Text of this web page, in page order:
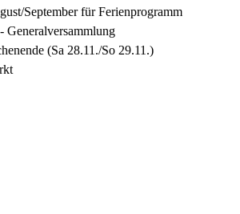
September für Ferienprogramm
Generalversammlung
(Sa 28.11./So 29.11.)